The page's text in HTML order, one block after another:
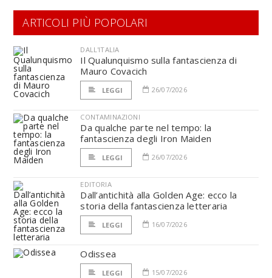
ARTICOLI PIÙ POPOLARI
DALL'ITALIA
Il Qualunquismo sulla fantascienza di
Mauro Covacich
LEGGI 26/07/2026
CONTAMINAZIONI
Da qualche parte nel tempo: la
fantascienza degli Iron Maiden
LEGGI 26/07/2026
EDITORIA
Dall’antichità alla Golden Age: ecco la
storia della fantascienza letteraria
LEGGI 16/07/2026
Odissea
LEGGI 15/07/2026